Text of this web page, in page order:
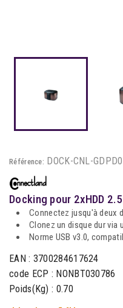
Référence: DOCK-CNL-
Docking pour 2xHDD
Connectez jusqu'à deux
Clonez un disque dur via
Norme USB v3.0,
EAN : 3700284617624
code ECP : NONBT030786
Poids(Kg) : 0.70